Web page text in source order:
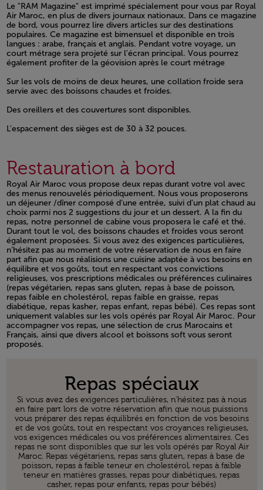
Le "RAM Magazine" est imprimé spécialement pour vous par Royal
Air Maroc, en plus de divers journaux nationaux. Dans ce magazine
de bord, vous pourrez lire divers articles sur des destinations
populaires. Ce magazine est bimensuel et disponible en trois
langues : arabe, français et anglais. Pendant votre voyage, un
court métrage sera projeté sur l'écran principal. Vous pourrez
également profiter de la géovision après le court métrage
Open in a new window
Sur les vols de moins de deux heures, une collation froide sera
servie avec des boissons chaudes et froides.
Open in a new window
Des oreillers et des couvertures sont disponibles.
Open in a new window
L'espacement des sièges est de 30 à 32 pouces.
Restauration à bord
Royal Air Maroc vous propose deux repas durant votre vol avec
des menus renouvelés périodiquement. Nous vous proposerons
un déjeuner /dîner composé d’une entrée, suivi d’un plat chaud au
choix parmi nos 2 suggestions du jour et un dessert. A la fin du
repas, notre personnel de cabine vous proposera le café et thé.
Durant tout le vol, des boissons chaudes et froides vous seront
également proposées. Si vous avez des exigences particulières,
n’hésitez pas au moment de votre réservation de nous en faire
part afin que nous réalisions une cuisine adaptée à vos besoins en
équilibre et vos goûts, tout en respectant vos convictions
religieuses, vos prescriptions médicales ou préférences culinaires
(repas végétarien, repas sans gluten, repas à base de poisson,
repas faible en cholestérol, repas faible en graisse, repas
diabétique, repas kasher, repas enfant, repas bébé). Ces repas sont
uniquement valables sur les vols opérés par Royal Air Maroc. Pour
accompagner vos repas, une sélection de crus Marocains et
Français, ainsi que divers alcool et boissons soft vous seront
proposés.
Repas spéciaux
Si vous avez des exigences particulières, n'hésitez pas à nous
en faire part lors de votre réservation afin que nous puissions
vous préparer des repas équilibrés en fonction de vos besoins
et de vos goûts, tout en respectant vos croyances religieuses,
vos exigences médicales ou vos préférences alimentaires. Ces
repas ne sont disponibles que sur les vols opérés par Royal Air
Maroc. Repas végétariens, repas sans gluten, repas à base de
poisson, repas à faible teneur en cholestérol, repas à faible
teneur en matières grasses, repas pour diabétiques, repas
casher, repas pour enfants, repas pour bébés)